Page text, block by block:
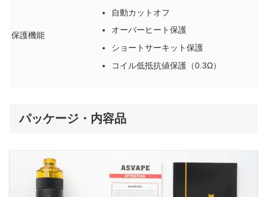
保護機能
自動カットオフ
オーバーヒート保護
ショートサーキット保護
コイル低抵抗値保護（0.3Ω）
パッケージ・内容品